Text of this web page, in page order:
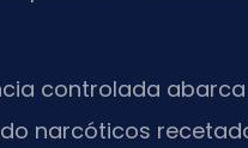
controlada
narcóticos